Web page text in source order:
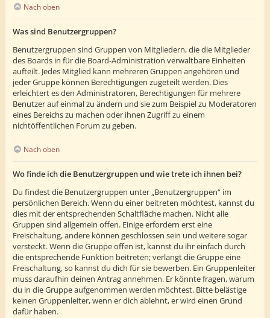
Nach oben
Was sind Benutzergruppen?
Benutzergruppen sind Gruppen von Mitgliedern, die die Mitglieder
des Boards in für die Board-Administration verwaltbare Einheiten
aufteilt. Jedes Mitglied kann mehreren Gruppen angehören und
jeder Gruppe können Berechtigungen zugeteilt werden. Dies
erleichtert es den Administratoren, Berechtigungen für mehrere
Benutzer auf einmal zu ändern und sie zum Beispiel zu Moderatoren
eines Bereichs zu machen oder ihnen Zugriff zu einem
nichtöffentlichen Forum zu geben.
Nach oben
Wo finde ich die Benutzergruppen und wie trete ich ihnen bei?
Du findest die Benutzergruppen unter „Benutzergruppen“ im
persönlichen Bereich. Wenn du einer beitreten möchtest, kannst du
dies mit der entsprechenden Schaltfläche machen. Nicht alle
Gruppen sind allgemein offen. Einige erfordern erst eine
Freischaltung, andere können geschlossen sein und weitere sogar
versteckt. Wenn die Gruppe offen ist, kannst du ihr einfach durch
die entsprechende Funktion beitreten; verlangt die Gruppe eine
Freischaltung, so kannst du dich für sie bewerben. Ein Gruppenleiter
muss daraufhin deinen Antrag annehmen. Er könnte fragen, warum
du in die Gruppe aufgenommen werden möchtest. Bitte belästige
keinen Gruppenleiter, wenn er dich ablehnt, er wird einen Grund
dafür haben.